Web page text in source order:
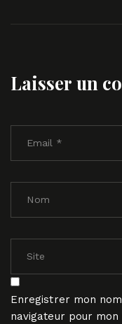
Laisser un
Enregistrer mon
navigateur pour